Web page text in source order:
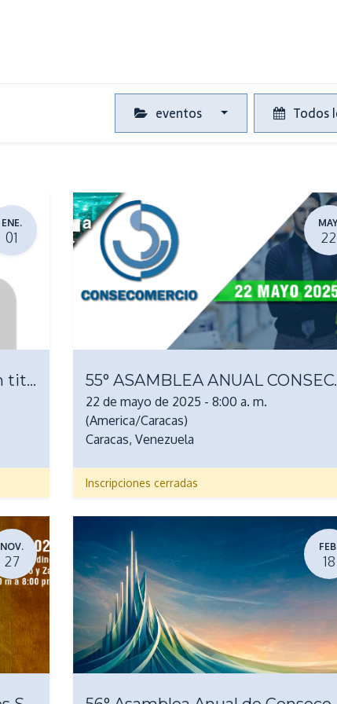
eventos Todos
ENE.
01
Prueba de Sistema: este es un titulo para estilizar el contenedor
22
55°
22 de mayo de 2025 -8:00 a. m.
(America/Caracas)
Caracas,Venezuela
Inscripciones cerradas
NOV.
27 18